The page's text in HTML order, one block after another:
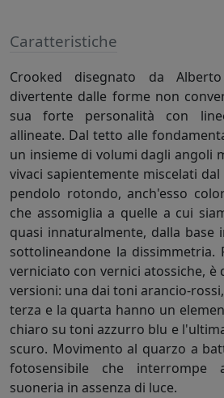
Caratteristiche
Crooked disegnato da
divertente dalle forme non
sua forte personalità con
allineate. Dal tetto alle
un insieme di volumi dagli angoli
vivaci sapientemente miscelati
pendolo rotondo, anch'esso
che assomiglia a quelle a cui
quasi innaturalmente, dalla base
sottolineandone la dissimmetria.
verniciato con vernici atossiche,
versioni: una dai toni arancio-
terza e la quarta hanno un
chiaro su toni azzurro blu e
scuro. Movimento al quarzo a
fotosensibile che interrompe
suoneria in assenza di luce.